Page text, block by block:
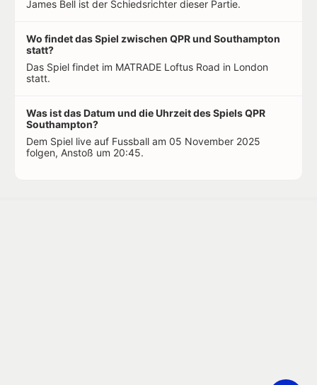
James Bell ist der Schiedsrichter dieser Partie.
Wo findet das Spiel zwischen QPR und Southampton
statt?
Das Spiel findet im MATRADE Loftus Road in London
statt.
Was ist das Datum und die Uhrzeit des Spiels QPR
Southampton?
Dem Spiel live auf Fussball am 05 November 2025
folgen, Anstoß um 20:45.